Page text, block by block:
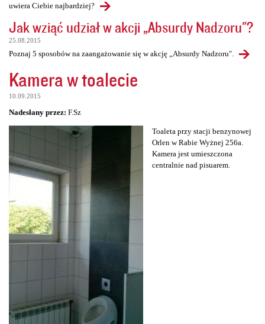
uwiera Ciebie najbardziej?
Jak wziąć udział w akcji „Absurdy Nadzoru"?
25.08.2015
Poznaj 5 sposobów na zaangażowanie się w akcję „Absurdy Nadzoru".
Kamera w toalecie
10.09.2015
Nadesłany przez: F.Sz
Toaleta przy stacji benzynowej
Orlen w Rabie Wyżnej 256a.
Kamera jest umieszczona
centralnie nad pisuarem.